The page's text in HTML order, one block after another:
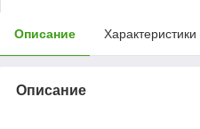
Описание Характеристики
Описание